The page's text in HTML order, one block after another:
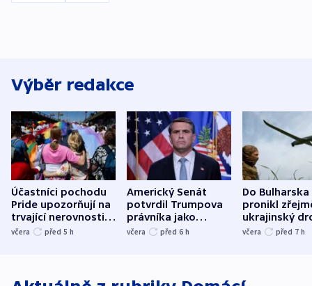
Výběr redakce
Účastníci pochodu
Pride upozorňují na
trvající nerovnosti i
společenskou
včera před 5 h
Americký Senát
potvrdil Trumpova
právníka jako
ministra
včera před 6 h
Do Bulharska
pronikl
ukrajinský
explodoval
včera před 7 h